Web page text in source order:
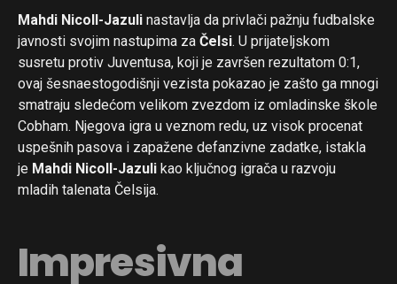
Mahdi Nicoll-Jazuli nastavlja da privlači pažnju fudbalske
javnosti svojim nastupima za Čelsi. U prijateljskom
susretu protiv Juventusa, koji je završen rezultatom 0:1,
ovaj šesnaestogodišnji vezista pokazao je zašto ga mnogi
smatraju sledećom velikom zvezdom iz omladinske škole
Cobham. Njegova igra u veznom redu, uz visok procenat
uspešnih pasova i zapažene defanzivne zadatke, istakla
je Mahdi Nicoll-Jazuli kao ključnog igrača u razvoju
mladih talenata Čelsija.
Impresivna